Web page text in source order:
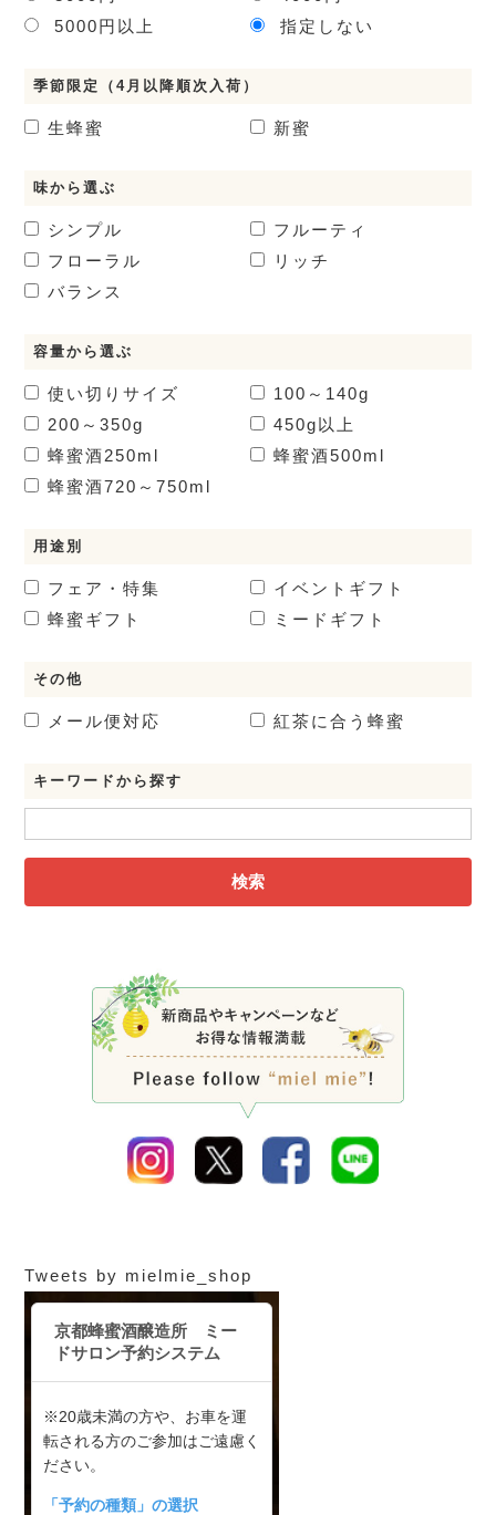
5000円以上
指定しない
季節限定（4月以降順次入荷）
生蜂蜜 新蜜
味から選ぶ
シンプル
フルーティ
フローラル
リッチ
バランス
容量から選ぶ
使い切りサイズ
100～140g
200～350g
450g以上
蜂蜜酒250ml 蜂蜜酒500ml
蜂蜜酒720～750ml
用途別
フェア・特集
イベントギフト
蜂蜜ギフト
ミードギフト
その他
メール便対応 紅茶に合う蜂蜜
キーワードから探す
検索
Tweets by mielmie_shop